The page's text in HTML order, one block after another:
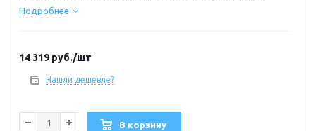
широкую прямоугольную пластину для крепления к креслу. В
необходимой высоте и повернуть его вокруг вертикальной
оси в любую сторону на угол 360 градусов.
Подробнее
14 319 руб./шт
Нашли дешевле?
В корзину